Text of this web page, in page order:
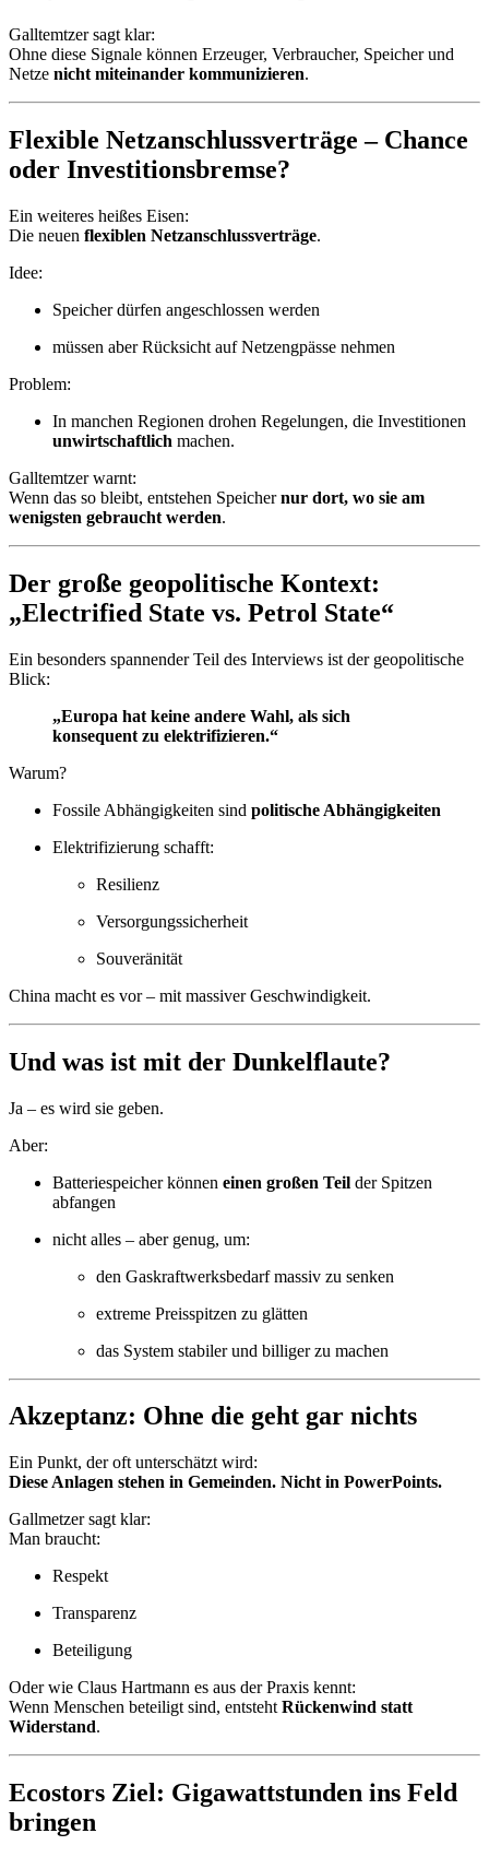
Galltemtzer sagt klar:
Ohne diese Signale können Erzeuger, Verbraucher, Speicher und
Netze nicht miteinander kommunizieren.
Flexible Netzanschlussverträge – Chance
oder Investitionsbremse?
Ein weiteres heißes Eisen:
Die neuen flexiblen Netzanschlussverträge.
Idee:
Speicher dürfen angeschlossen werden
müssen aber Rücksicht auf Netzengpässe nehmen
Problem:
In manchen Regionen drohen Regelungen, die Investitionen
unwirtschaftlich machen.
Galltemtzer warnt:
Wenn das so bleibt, entstehen Speichernur dort, wo sie am
wenigsten gebraucht werden.
Der große geopolitische Kontext:
„Electrified State vs. Petrol State“
Ein besonders spannender Teil des Interviews ist der geopolitische
Blick:
„Europa hat keine andere Wahl, als sich
konsequent zu elektrifizieren.“
Warum?
Fossile Abhängigkeiten sind politische Abhängigkeiten
Elektrifizierung schafft:
Resilienz
Versorgungssicherheit
Souveränität
China macht es vor – mit massiver Geschwindigkeit.
Und was ist mit der Dunkelflaute?
Ja – es wird sie geben.
Aber:
Batteriespeicher können einen großen Teil der Spitzen
abfangen
nicht alles – aber genug, um:
den Gaskraftwerksbedarf massiv zu senken
extreme Preisspitzen zu glätten
das System stabiler und billiger zu machen
Akzeptanz: Ohne die geht gar nichts
Ein Punkt, der oft unterschätzt wird:
Diese Anlagen stehen in Gemeinden. Nicht in PowerPoints.
Gallmetzer sagt klar:
Man braucht:
Respekt
Transparenz
Beteiligung
Oder wie Claus Hartmann es aus der Praxis kennt:
Wenn Menschen beteiligt sind, entsteht Rückenwind statt
Widerstand.
Ecostors Ziel: Gigawattstunden ins Feld
bringen